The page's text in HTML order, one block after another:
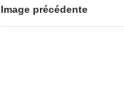
Image précédente